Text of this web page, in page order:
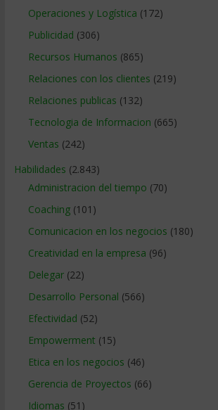
Operaciones y Logística (172)
Publicidad (306)
Recursos Humanos (865)
Relaciones con los clientes (219)
Relaciones publicas (132)
Tecnologia de Informacion (665)
Ventas (242)
Habilidades (2.843)
Administracion del tiempo (70)
Coaching(101)
Comunicacion en los negocios (180)
Creatividad en la empresa (96)
Delegar(22)
Desarrollo Personal (566)
Efectividad (52)
Empowerment (15)
Etica en los negocios (46)
Gerencia de Proyectos (66)
Idiomas (51)